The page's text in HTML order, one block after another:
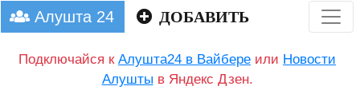
Алушта 24 ДОБАВИТЬ
Подключайся кАлушта24 в Вайбере или Новости
Алушты в Яндекс Дзен.